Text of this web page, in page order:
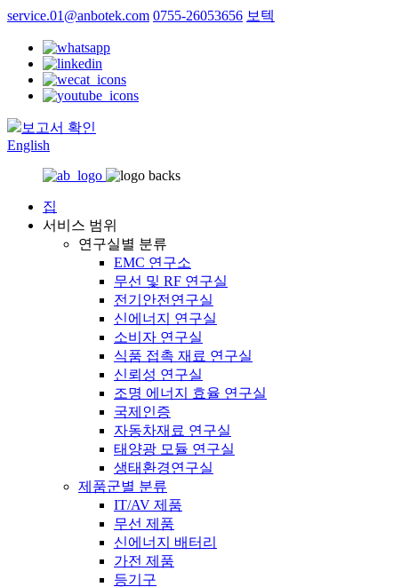
service.01@anbotek.com 0755-26053656 보텍
보고서 확인
English
집
서비스 범위
연구실별 분류
EMC 연구소
무선 및 RF 연구실
전기안전연구실
신에너지 연구실
소비자 연구실
식품 접촉 재료 연구실
신뢰성 연구실
조명 에너지 효율 연구실
국제인증
자동차재료 연구실
태양광 모듈 연구실
생태환경연구실
제품군별 분류
IT/AV 제품
무선 제품
신에너지 배터리
가전 ​​제품
등기구